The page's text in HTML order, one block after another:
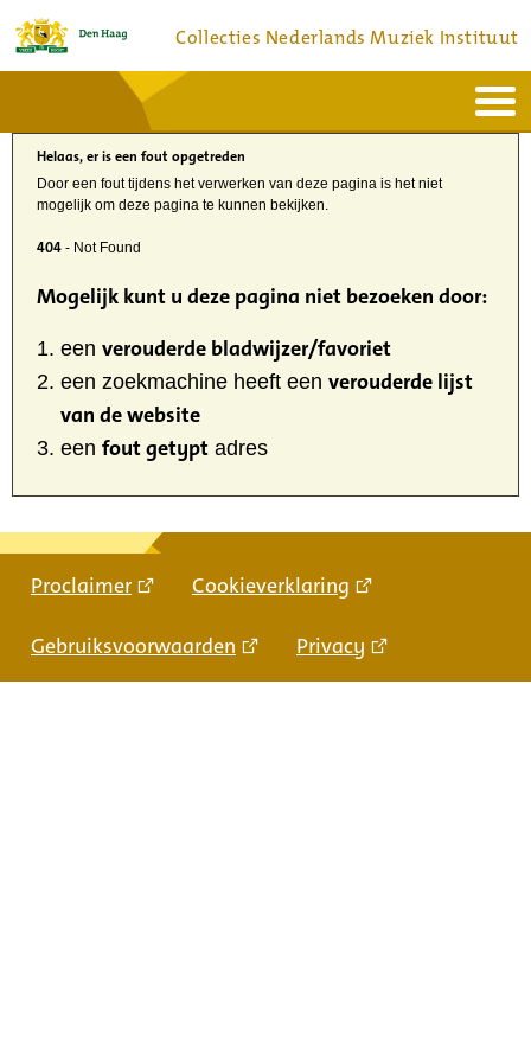
Collecties Nederlands Muziek Instituut
Home
Actueel
Bronnen en collecties
Dienstverlening
Bezoek
Over
Helaas, er is een fout opgetreden
Door een fout tijdens het verwerken van deze pagina is het niet
mogelijk om deze pagina te kunnen bekijken.
404 - Not Found
Mogelijk kunt u deze pagina niet bezoeken door:
een verouderde bladwijzer/favoriet
een zoekmachine heeft een verouderde lijst
van de website
een fout getypt adres
Proclaimer Cookieverklaring
Gebruiksvoorwaarden Privacy